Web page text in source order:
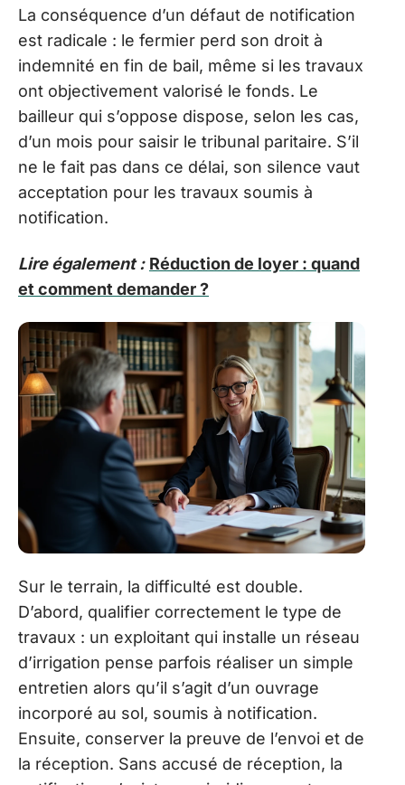
La conséquence d’un défaut de notification
est radicale : le fermier perd son droit à
indemnité en fin de bail, même si les travaux
ont objectivement valorisé le fonds. Le
bailleur qui s’oppose dispose, selon les cas,
d’un mois pour saisir le tribunal paritaire. S’il
ne le fait pas dans ce délai, son silence vaut
acceptation pour les travaux soumis à
notification.
Lire également : Réduction de loyer : quand
et comment demander ?
Sur le terrain, la difficulté est double.
D’abord, qualifier correctement le type de
travaux : un exploitant qui installe un réseau
d’irrigation pense parfois réaliser un simple
entretien alors qu’il s’agit d’un ouvrage
incorporé au sol, soumis à notification.
Ensuite, conserver la preuve de l’envoi et de
la réception. Sans accusé de réception, la